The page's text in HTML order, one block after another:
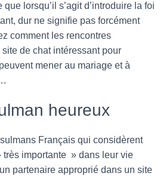
lorsqu’il s’agit d’introduire la foi
dur ne signifie pas forcément
comment les rencontres
de chat intéressant pour
mener au mariage et à
heureux
Français qui considèrent
très importante » dans leur vie
partenaire approprié dans un site